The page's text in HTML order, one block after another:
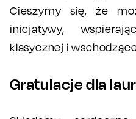
Cieszymy się, że
inicjatywy,
klasycznej i
Gratulacje dla